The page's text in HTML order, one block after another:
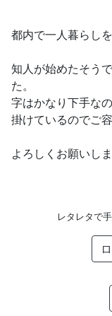
都内で一人暮らし
知人が始めたそう
た。
字はかなり下手な
掛けているのでご
よろしくお願いしま
レタレタで